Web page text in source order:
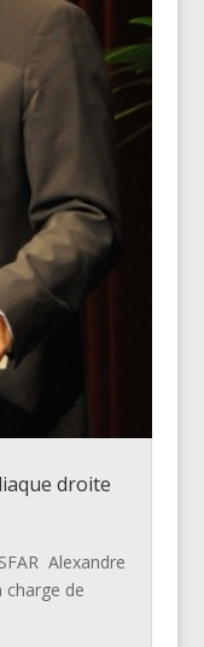
droite
Alexandre
charge de